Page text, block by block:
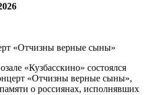
«Кузбасскино» состоялся
«Отчизны верные сыны»,
о россиянах, исполнявших